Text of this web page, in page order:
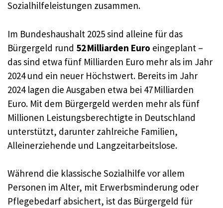
Sozialhilfeleistungen zusammen.
Im Bundeshaushalt 2025 sind alleine für das
Bürgergeld rund 52 Milliarden Euro eingeplant –
das sind etwa fünf Milliarden Euro mehr als im Jahr
2024 und ein neuer Höchstwert. Bereits im Jahr
2024 lagen die Ausgaben etwa bei 47 Milliarden
Euro. Mit dem Bürgergeld werden mehr als fünf
Millionen Leistungsberechtigte in Deutschland
unterstützt, darunter zahlreiche Familien,
Alleinerziehende und Langzeitarbeitslose.
Während die klassische Sozialhilfe vor allem
Personen im Alter, mit Erwerbsminderung oder
Pflegebedarf absichert, ist das Bürgergeld für